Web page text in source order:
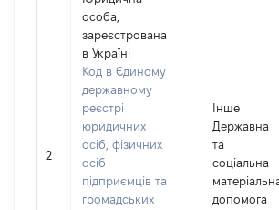
2
особа,
зареєстрована
в Україні
Код в Єдиному
державному
реєстрі
юридичних
осіб, фізичних
осіб –
підприємців та
громадських
Інше
Державна
та
соціальна
допомога